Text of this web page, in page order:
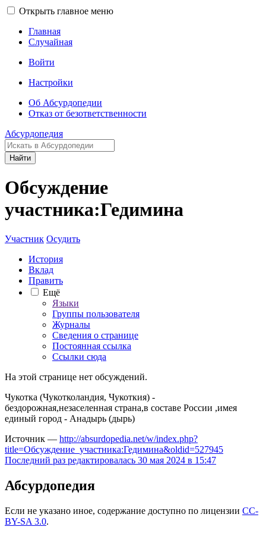
Открыть главное меню
Главная
Случайная
Войти
Настройки
Об Абсурдопедии
Отказ от безответственности
Абсурдопедия
Найти
Обсуждение
участника:Гедимина
Участник Осудить
История
Вклад
Править
Ещё
Языки
Группы пользователя
Журналы
Сведения о странице
Постоянная ссылка
Ссылки сюда
На этой странице нет обсуждений.
Чукотка (Чукотколандия, Чукоткия) -
бездорожная,незаселенная страна,в составе России ,имея
единый город - Анадырь (дырь)
Источник — http://absurdopedia.net/w/index.php?
title=Обсуждение_участника:Гедимина&oldid=527945
Последний раз редактировалась 30 мая 2024 в 15:47
Абсурдопедия
Если не указано иное, содержание доступно по лицензии CC-
BY-SA 3.0.